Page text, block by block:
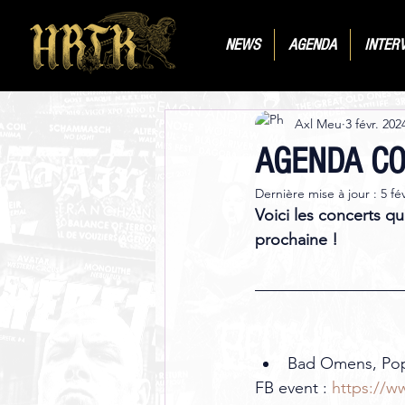
NEWS AGENDA
AGENDA
Axl Meu 3 févr.
Dernière mise à jour : 5
Voici les concerts
prochaine !
Bad Omens,
FB event : https://